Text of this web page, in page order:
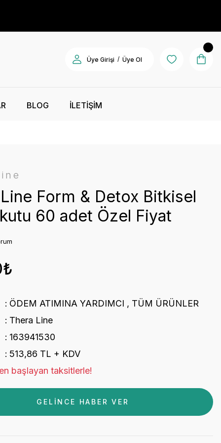
Üye Girişi / Üye Ol
BLOG İLETİŞİM
Form & Detox Bitkisel
60 adet Özel Fiyat
ÖDEM ATIMINA YARDIMCI , TÜM ÜRÜNLER
Thera Line
163941530
513,86 TL + KDV
başlayan taksitlerle!
GELİNCE HABER VER